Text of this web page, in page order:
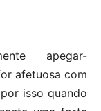
apegar-
afetuosa com
isso quando